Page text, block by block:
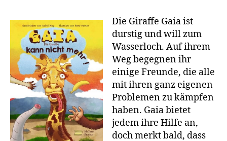
Die Giraffe Gaia ist
durstig und will zum
Wasserloch. Auf ihrem
Weg begegnen ihr
einige Freunde, die alle
mit ihren ganz eigenen
Problemen zu kämpfen
haben. Gaia bietet
jedem ihre Hilfe an,
doch merkt bald, dass